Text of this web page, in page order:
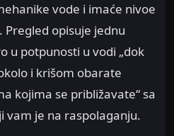
vode i imaće nivoe
opisuje jednu
u potpunosti u vodi „dok
i krišom obarate
kojima se približavate“ sa
vam je na raspolaganju.